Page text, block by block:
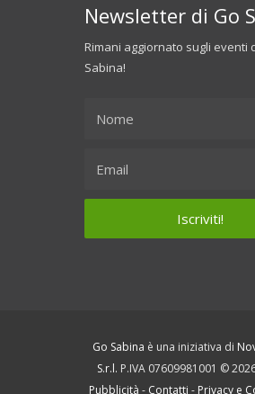
Newsletter di Go
Rimani aggiornato sugli eventi
Sabina!
Go Sabina è una iniziativa di
S.r.l. P.IVA 07609981001 ©
Pubblicità - Contatti - Privacy e